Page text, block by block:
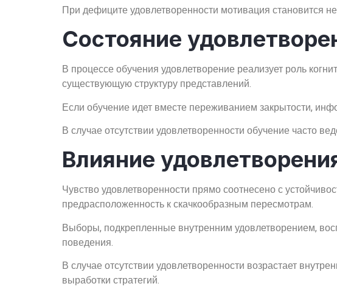
При дефиците удовлетворенности мотивация становится
Состояние
В процессе обучения удовлетворение реализует роль
существующую структуру представлений.
Если обучение идет вместе переживанием закрытости,
В случае отсутствии удовлетворенности обучение часто
Влияние
Чувство удовлетворенности прямо соотнесено с
предрасположенность к скачкообразным пересмотрам.
Выборы, подкрепленные внутренним удовлетворением,
поведения.
В случае отсутствии удовлетворенности возрастает
выработки стратегий.